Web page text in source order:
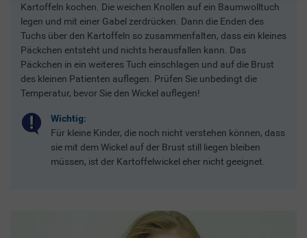
Kartoffeln kochen. Die weichen Knollen auf ein Baumwolltuch
legen und mit einer Gabel zerdrücken. Dann die Enden des
Tuchs über den Kartoffeln so zusammenfalten, dass ein kleines
Päckchen entsteht und nichts herausfallen kann. Das
Päckchen in ein weiteres Tuch einschlagen und auf die Brust
des kleinen Patienten auflegen. Prüfen Sie unbedingt die
Temperatur, bevor Sie den Wickel auflegen!
Wichtig:
Für kleine Kinder, die noch nicht verstehen können, dass
sie mit dem Wickel auf der Brust still liegen bleiben
müssen, ist der Kartoffelwickel eher nicht geeignet.